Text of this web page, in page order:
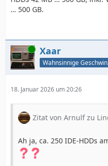
… 500 GB.
Online Xaar
18. Januar 2026 um 20:26
Zitat von Arnulf zu
Ah ja, ca. 250 IDE-HDDs